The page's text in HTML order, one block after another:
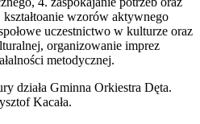
wzorów aktywnego
uczestnictwo w kulturze oraz
organizowanie imprez
metodycznej.
działa Gminna Orkiestra Dęta.
Kacała.